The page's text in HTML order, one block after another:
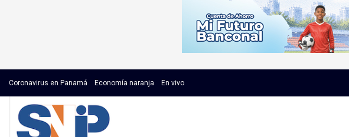
Coronavirus en Panamá Economía naranja En vivo